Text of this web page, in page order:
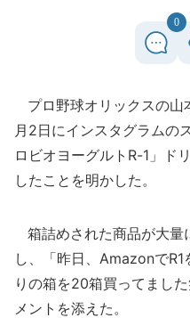
0
プロ野球オリックスの
月2日にインスタグラムの
ロビオヨーグルトR-1」ド
したことを明かした。
箱詰めされた商品が大量
し、「昨日、Amazonで
りの箱を20箱買ってまし
メントを添えた。